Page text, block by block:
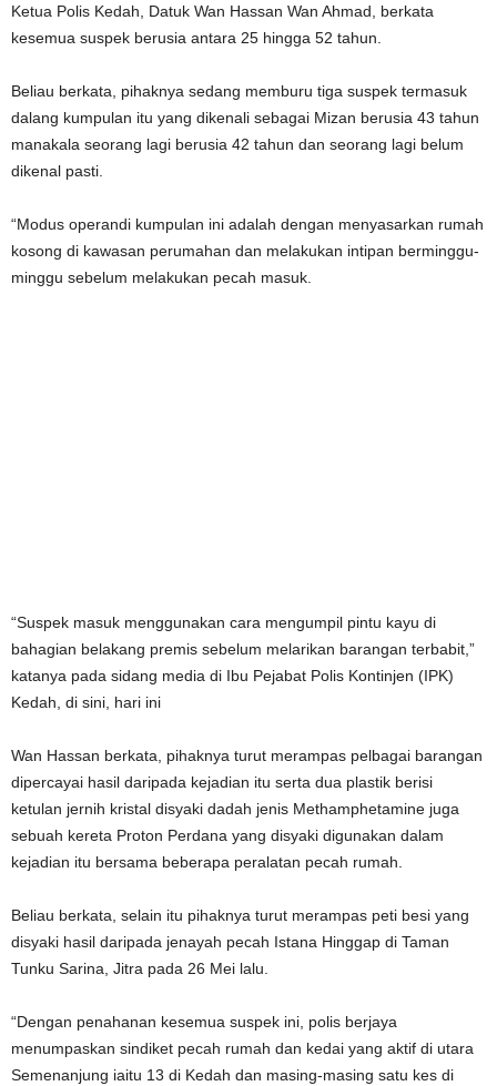
Ketua Polis Kedah, Datuk Wan Hassan Wan Ahmad, berkata
kesemua suspek berusia antara 25 hingga 52 tahun.
Beliau berkata, pihaknya sedang memburu tiga suspek termasuk
dalang kumpulan itu yang dikenali sebagai Mizan berusia 43 tahun
manakala seorang lagi berusia 42 tahun dan seorang lagi belum
dikenal pasti.
“Modus operandi kumpulan ini adalah dengan menyasarkan rumah
kosong di kawasan perumahan dan melakukan intipan berminggu-
minggu sebelum melakukan pecah masuk.
“Suspek masuk menggunakan cara mengumpil pintu kayu di
bahagian belakang premis sebelum melarikan barangan terbabit,”
katanya pada sidang media di Ibu Pejabat Polis Kontinjen (IPK)
Kedah, di sini, hari ini
Wan Hassan berkata, pihaknya turut merampas pelbagai barangan
dipercayai hasil daripada kejadian itu serta dua plastik berisi
ketulan jernih kristal disyaki dadah jenis Methamphetamine juga
sebuah kereta Proton Perdana yang disyaki digunakan dalam
kejadian itu bersama beberapa peralatan pecah rumah.
Beliau berkata, selain itu pihaknya turut merampas peti besi yang
disyaki hasil daripada jenayah pecah Istana Hinggap di Taman
Tunku Sarina, Jitra pada 26 Mei lalu.
“Dengan penahanan kesemua suspek ini, polis berjaya
menumpaskan sindiket pecah rumah dan kedai yang aktif di utara
Semenanjung iaitu 13 di Kedah dan masing-masing satu kes di